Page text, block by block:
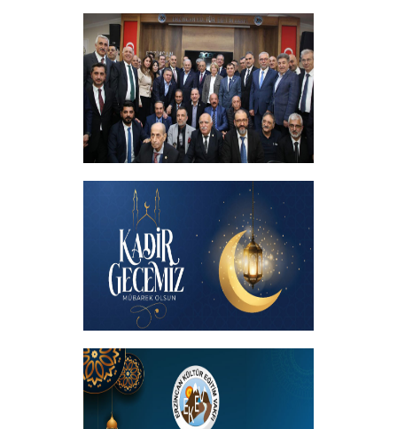
Hayırlı Bayramlar
+
İftar programında başbakanımızın
katılımıyla hemşehrilerimizle buluştuk
+
Kadir Gecemiz Mübarek Olsun
+